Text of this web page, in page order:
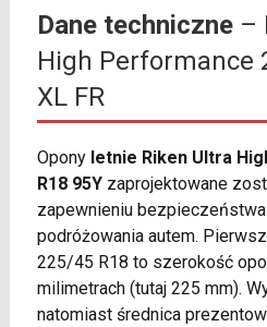
Dane techniczne–
High Performance
XL FR
Opony letnie Riken Ultra
R18 95Yzaprojektowane
zapewnieniu
podróżowania autem.
225/45 R18 to szerokość
milimetrach (tutaj 225 mm).
natomiast średnica